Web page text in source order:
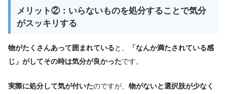
メリット②：いらないものを処分することで気分
がスッキリする
物がたくさんあって囲まれていると、
「なんか満たされている感
じ」がしてその時は気分が良かったです。
実際に処分して気が付いたのですが、 物がないと選択肢が少なく